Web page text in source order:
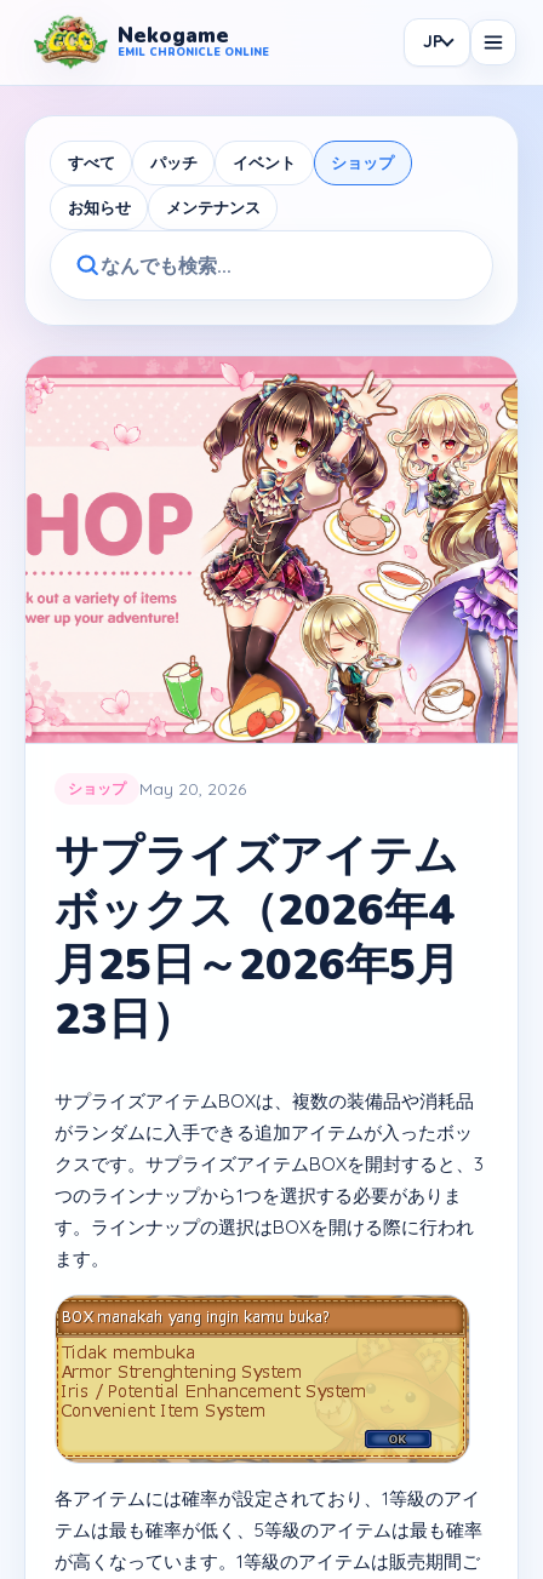
Nekogame
EMIL CHRONICLE ONLINE
Nekogame Emil Chronicle Online
JP
Events
Shop
Information
Maintenance
すべて パッチ イベント ショップ
お知らせ メンテナンス
ショップ May 20, 2026
サプライズアイテム
ボックス（2026年4
月25日～2026年5月
23日）
サプライズアイテムBOXは、複数の装備品や消耗品
がランダムに入手できる追加アイテムが入ったボッ
クスです。サプライズアイテムBOXを開封すると、3
つのラインナップから1つを選択する必要がありま
す。ラインナップの選択はBOXを開ける際に行われ
ます。
各アイテムには確率が設定されており、1等級のアイ
テムは最も確率が低く、5等級のアイテムは最も確率
が高くなっています。1等級のアイテムは販売期間ご